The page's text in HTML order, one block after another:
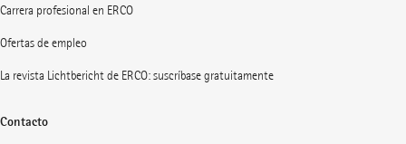
Carrera profesional en ERCO
Ofertas de empleo
La revista Lichtbericht de ERCO: suscríbase gratuitamente
Contacto